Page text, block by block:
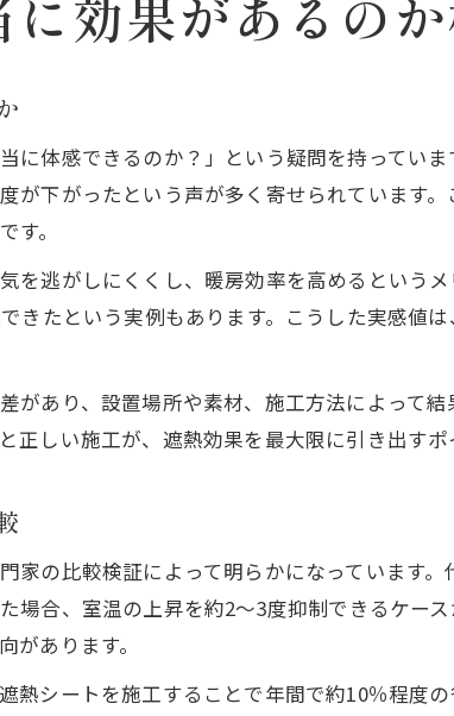
遮熱シートで室温変化を実感するに
遮熱シートの効果で冷房費は本当に
遮熱で快適な室内環境を保つコツ
屋根に遮熱シートを施工するメリッ
遮熱シート施工による省エネ効果の
屋根の遮熱対策が快適さに与える影
遮熱シートで省エネ住宅を目指す方
遮熱シートの冬場利用時の効果とポ
冬も快適な室内環境を叶える遮熱対
遮熱カーテンとシートの冬場の違いと
冬の結露対策に遮熱シートは有効か
効果があるの
に体感できるのか？」という疑問を持ってい
下がったという声が多く寄せられています
す。
を逃がしにくくし、暖房効率を高めるという
きたという実例もあります。こうした実感値
があり、設置場所や素材、施工方法によって
しい施工が、遮熱効果を最大限に引き出すポ
家の比較検証によって明らかになっています
場合、室温の上昇を約2〜3度抑制できるケー
あります。
熱シートを施工することで年間で約10％程度